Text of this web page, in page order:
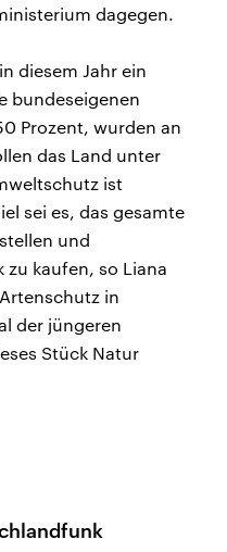
dagegen.
diesem Jahr ein
bundeseigenen
Prozent, wurden an
das Land unter
ist
sei es, das gesamte
und
kaufen, so Liana
in
der jüngeren
Stück Natur